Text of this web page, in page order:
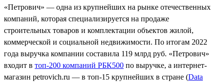
«Петрович» — одна из крупнейших на рынке отечественных
компаний, которая специализируется на продаже
строительных товаров и комплектации объектов жилой,
коммерческой и социальной недвижимости. По итогам 2022
года выручка компании составила 119 млрд руб. «Петрович»
входит в топ-200 компаний РБК500 по выручке, а интернет-
магазин petrovich.ru — в топ-15 крупнейших в стране (Data